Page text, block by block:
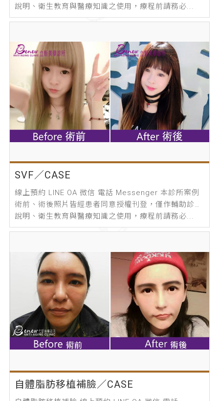
說明、衛生教育與醫療知識之使用，療程前請務必...
SVF／CASE
線上預約 LINE OA 微信 電話 Messenger 本診所案例
術前、術後照片皆經患者同意授權刊登，僅作輔助診療
說明、衛生教育與醫療知識之使用，療程前請務必...
自體脂肪移植補臉／CASE